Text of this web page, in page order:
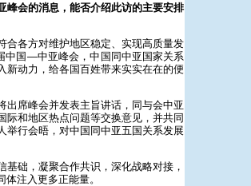
会的消息，能否介绍此访的主要安排
各方对维护地区稳定、实现高质量发
中国—中亚峰会，中国同中亚国家关系
新动力，给各国百姓带来实实在在的便
席峰会并发表主旨讲话，同与会中亚
和地区热点问题等交换意见，并共同
举行会晤，对中国同中亚五国关系发展
础，凝聚合作共识，深化战略对接，
注入更多正能量。